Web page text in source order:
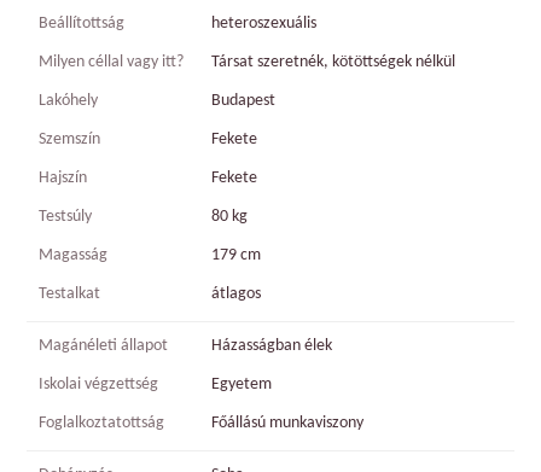
Beállítottság heteroszexuális
Milyen céllal vagy itt? Társat szeretnék, kötöttségek nélkül
Lakóhely Budapest
Szemszín Fekete
Hajszín Fekete
Testsúly 80 kg
Magasság 179 cm
Testalkat átlagos
Magánéleti állapot Házasságban élek
Iskolai végzettség Egyetem
Foglalkoztatottság Főállású munkaviszony